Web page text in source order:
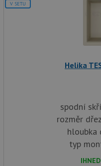
V SETU
Helika
spodní
rozměr
hloubka
typ